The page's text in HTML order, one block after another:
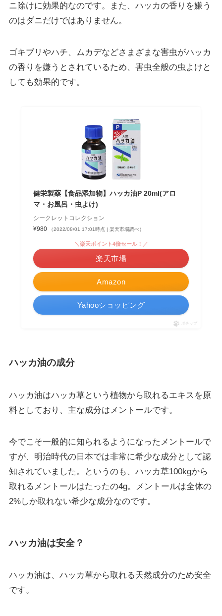
ニ除けに効果的なのです。また、ハッカの香りを嫌う
のはダニだけではありません。
ゴキブリやハチ、ムカデなどさまざまな害虫がハッカ
の香りを嫌うとされているため、害虫全般の虫よけと
しても効果的です。
健栄製薬【食品添加物】ハッカ油P 20ml(アロ
マ・お風呂・虫よけ)
シークレットコレクション
¥980
（2022/08/01 17:01時点 | 楽天市場調べ）
Amazon
＼楽天ポイント4倍セール！／
楽天市場
Yahooショッピング
ポチップ
ハッカ油の成分
ハッカ油はハッカ草という植物から取れるエキスを原
料としており、 主な成分はメントールです。
今でこそ一般的に知られるようになったメントールで
すが、明治時代の日本では非常に希少な成分として認
知されていました。というのも、ハッカ草100kgから
取れるメントールはたったの4g。メントールは全体の
2%しか取れない希少な成分なのです。
ハッカ油は安全？
ハッカ油は、 ハッカ草から取れる天然成分のため安全
です。